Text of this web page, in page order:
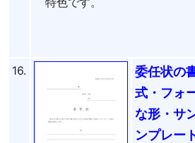
16.
委任状の
式・フォ
な形・サ
ンプレー